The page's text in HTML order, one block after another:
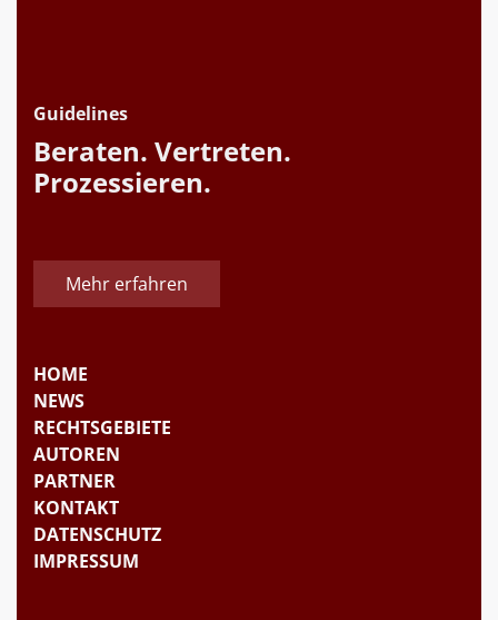
Guidelines
Beraten. Vertreten.
Prozessieren.
Mehr erfahren
HOME
NEWS
RECHTSGEBIETE
AUTOREN
PARTNER
KONTAKT
DATENSCHUTZ
IMPRESSUM